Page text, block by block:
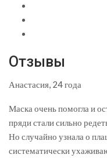
Отзывы
Анастасия, 24 года
Маска очень помогла и
пряди стали сильно
Но случайно узнала о
систематически